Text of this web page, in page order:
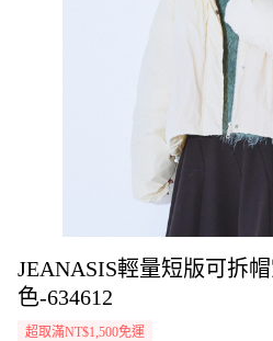
JEANASIS輕量短版可拆
色-634612
超取滿NT$1,500免運